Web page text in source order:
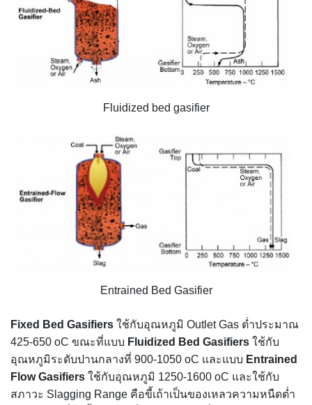
Fluidized bed gasifier
Entrained Bed Gasifier
Fixed Bed Gasifiers ใช้กับอุณหภูมิ Outlet Gas ต่ำประมาณ
425-650 oC ขณะที่แบบ Fluidized Bed Gasifiers ใช้กับ
อุณหภูมิระดับปานกลางที่ 900-1050 oC และแบบ Entrained
Flow Gasifiers ใช้กับอุณหภูมิ 1250-1600 oC และใช้กับ
สภาวะ Slagging Range คือขี้เถ้าเป็นของเหลวความหนืดต่ำ